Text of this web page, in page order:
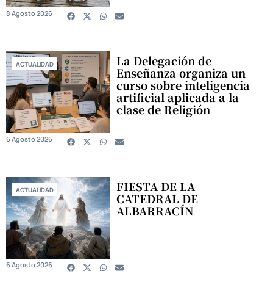
8 Agosto 2026
ACTUALIDAD La Delegación de
Enseñanza organiza un
curso sobre inteligencia
artificial aplicada a la
clase de Religión
6 Agosto 2026
ACTUALIDAD FIESTA DE LA
CATEDRAL DE
ALBARRACÍN
6 Agosto 2026